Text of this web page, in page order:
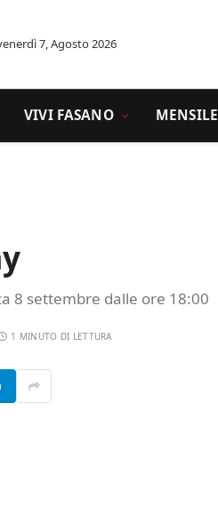
7, Agosto 2026
VIVI FASANO MENSILE
8 settembre dalle ore 18:00
1 MINUTO DI LETTURA